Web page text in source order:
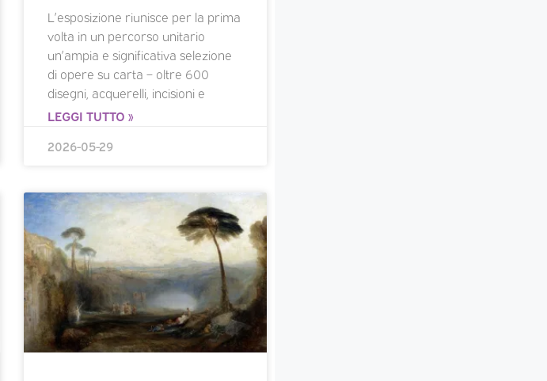
L’esposizione riunisce per la prima
volta in un percorso unitario
un’ampia e significativa selezione
di opere su carta – oltre 600
disegni, acquerelli, incisioni e
LEGGI TUTTO »
2026-05-29